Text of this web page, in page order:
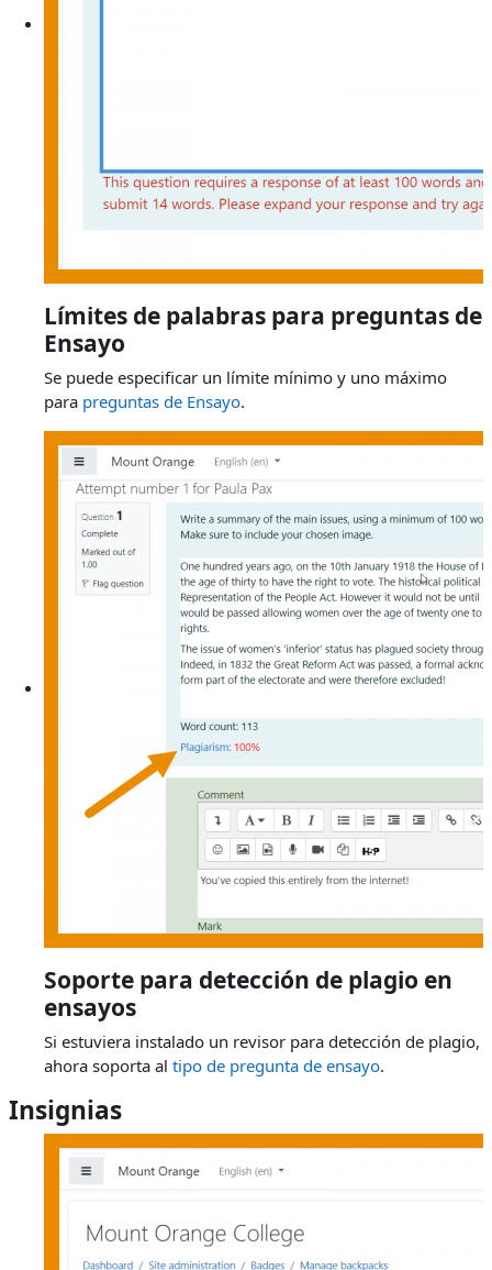
Límites de palabras para preguntas de
Ensayo
Se puede especificar un límite mínimo y uno máximo
para preguntas de Ensayo.
Soporte para detección de plagio en
ensayos
Si estuviera instalado un revisor para detección de plagio,
ahora soporta al tipo de pregunta de ensayo.
Insignias